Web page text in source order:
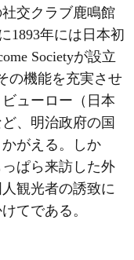
交クラブ鹿鳴館
1893年には日本初
Societyが設立
の機能を充実させ
ューロー（日本
、明治政府の国
がえる。しか
ぱら来訪した外
観光者の誘致に
てである。